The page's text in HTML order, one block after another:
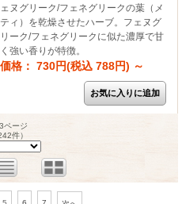
ェヌグリーク/フェネグリークの葉（メ
ティ）を乾燥させたハーブ。フェヌグ
リーク/フェネグリークに似た濃厚で甘
く強い香りが特徴。
価格： 730円(税込 788円) ～
ページ
件）